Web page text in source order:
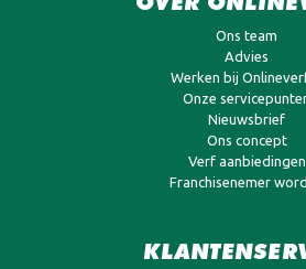
Ons team
Advies
Werken bij
Onze
Nieuwsbrief
Ons concept
Verf aanbiedingen
Franchisenemer